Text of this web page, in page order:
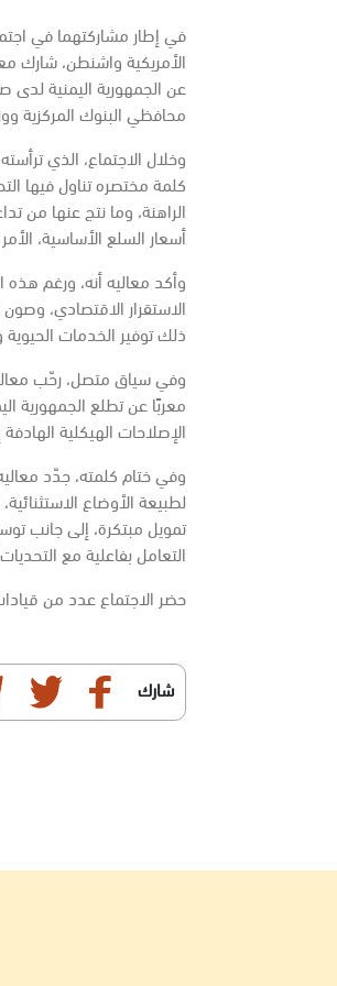
الأمريكية واشنطن، شارك
عن الجمهورية اليمنية لدى
محافظي البنوك المركزية
وخلال الاجتماع، الذي
كلمة مختصره تناول فيها
الراهنة، وما نتج عنها من
أسعار السلع الأساسية،
وأكد معاليه أنه، ورغم
الاستقرار الاقتصادي،
ذلك توفير الخدمات الحيوية
وفي سياق متصل، رحّب
معربًا عن تطلع الجمهورية
الإصلاحات الهيكلية
وفي ختام كلمته، جدّد
لطبيعة الأوضاع
تمويل مبتكرة، إلى جانب
التعامل بفاعلية مع
حضر الاجتماع عدد من
شارك